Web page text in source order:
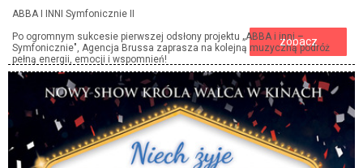
ABBA I INNI Symfonicznie II
Po ogromnym sukcesie pierwszej odsłony projektu „ABBA i inni –
Symfonicznie", Agencja Brussa zaprasza na kolejną muzyczną podróż
pełną energii, emocji i wspomnień!
Największe światowe przeboje w nowych, symfonicznych aranżacjach –
ABBA, Modern Talking, Boney M., A-ha, Tom Jones, Al Bano & Romina Power
i wielu innych!
Na scenie wystąpi ponad 50 artystów – soliści, orkiestra i tancerze –
tworząc widowisko, które zachwyca rozmachem i atmosferą. Wspaniała
muzyka, barwne kostiumy, światła i choreografie – to gwarancja
niezapomnianego wieczoru dla miłośników muzyki i nie tylko!
zobacz